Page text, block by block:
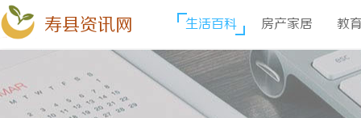
寿县资讯网 生活百科 房产家居 教